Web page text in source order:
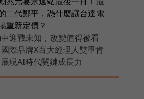
二代鄭平，憑什麼讓台達電
重新定價？
迎戰未知，改變值得被看
國際品牌X百大經理人雙重肯
現AI時代關鍵成長力